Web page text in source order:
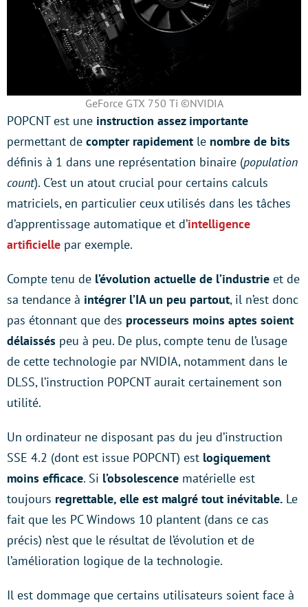
GeForce GTX 750 Ti ©NVIDIA
POPCNT est une instruction assez importante
permettant de compter rapidement le nombre de bits
définis à 1 dans une représentation binaire (population
count). C’est un atout crucial pour certains calculs
matriciels, en particulier ceux utilisés dans les tâches
d’apprentissage automatique et d’intelligence
artificielle par exemple.
Compte tenu de l’évolution actuelle de l’industrie et de
sa tendance à intégrer l’IA un peu partout, il n’est donc
pas étonnant que des processeurs moins aptes soient
délaissés peu à peu. De plus, compte tenu de l’usage
de cette technologie par NVIDIA, notamment dans le
DLSS, l’instruction POPCNT aurait certainement son
utilité.
Un ordinateur ne disposant pas du jeu d’instruction
SSE 4.2 (dont est issue POPCNT) est logiquement
moins efficace. Si l’obsolescence matérielle est
toujours regrettable, elle est malgré tout inévitable. Le
fait que les PC Windows 10 plantent (dans ce cas
précis) n’est que le résultat de l’évolution et de
l’amélioration logique de la technologie.
Il est dommage que certains utilisateurs soient face à